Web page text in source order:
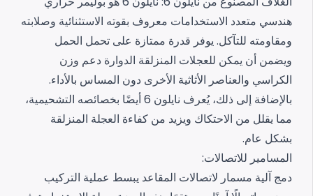
هندسي متعدد الاستخدامات معروف بقوته الاستثنائية وصلابته
ومقاومته للتآكل. يوفر قدرة ممتازة على تحمل الحمل
ويضمن أن يمكن للعجلات المنزلقة الدوارة دعم وزن
الكراسي والعناصر الأثاثية الأخرى دون المساس بالأداء.
بالإضافة إلى ذلك، يُعرف نايلون 6 أيضًا بخصائصه التشحيمية،
مما يقلل من الاحتكاك ويزيد من كفاءة العجلة المنزلقة
بشكل عام.
المسامير للاتصالات:
دمج آلية مسمار لاتصالات المقاعد يبسط عملية التركيب